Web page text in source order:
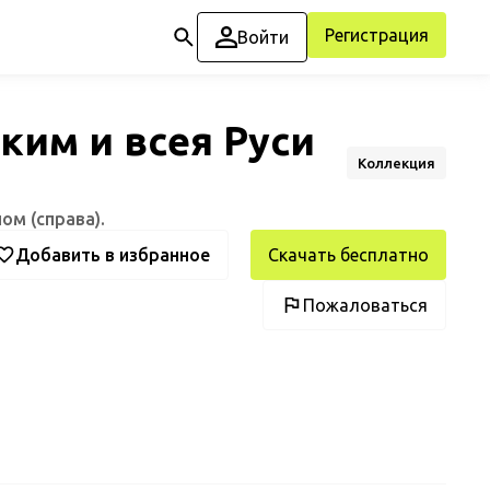
Войти Регистрация
и всея Руси Коллекция
(справа).
Добавить в избранное
Скачать бесплатно
Пожаловаться